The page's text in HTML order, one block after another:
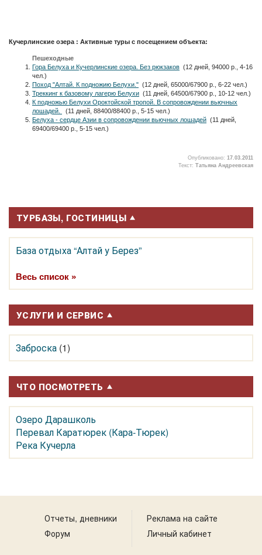
Кучерлинские озера : Активные туры с посещением объекта:
Пешеходные
Гора Белуха и Кучерлинские озера. Без рюкзаков (12 дней, 94000 р., 4-16
чел.)
Поход "Алтай. К подножию Белухи." (12 дней, 65000/67900 р., 6-22 чел.)
Треккинг к базовому лагерю Белухи (11 дней, 64500/67900 р., 10-12 чел.)
К подножью Белухи Ороктойской тропой. В сопровождении вьючных
лошадей.
(11 дней, 88400/88400 р., 5-15 чел.)
Белуха - сердце Азии в сопровождении вьючных лошадей (11 дней,
69400/69400 р., 5-15 чел.)
Опубликовано: 17.03.2011
Текст: Татьяна Андреевская
ТУРБАЗЫ, ГОСТИНИЦЫ
База отдыха “Алтай у Берез”
Весь список »
УСЛУГИ И СЕРВИС
Заброска (1)
ЧТО ПОСМОТРЕТЬ
Озеро Дарашколь
Перевал Каратюрек (Кара-Тюрек)
Река Кучерла
Отчеты, дневники
Форум
Реклама на сайте
Личный кабинет